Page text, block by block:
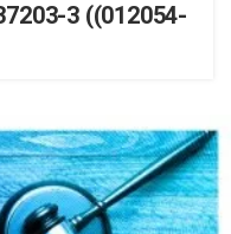
3 ((012054-